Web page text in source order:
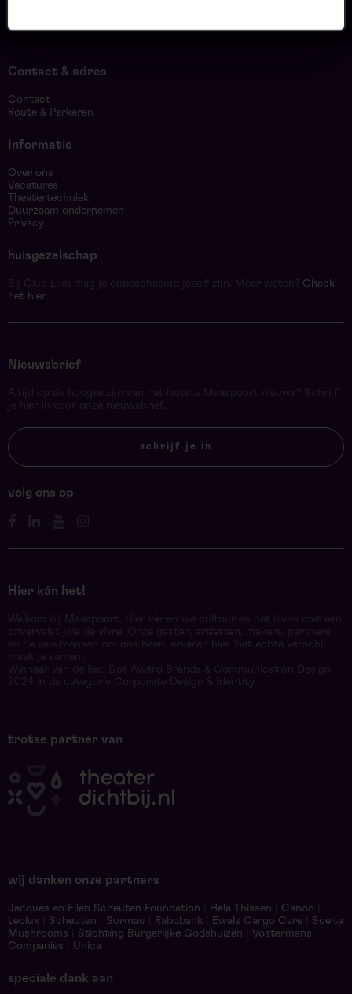
Contact & adres
Contact
Route & Parkeren
Informatie
Over ons
Vacatures
Theatertechniek
Duurzaam ondernemen
Privacy
huisgezelschap
Bij Club Lam mag je onbeschaamd jezelf zijn. Meer weten? Check
het hier.
Nieuwsbrief
Altijd op de hoogte zijn van het laatste Maaspoort nieuws? Schrijf
je hier in voor onze nieuwsbrief.
schrijf je in
volg ons op
Hier kán het!
Welkom bij Maaspoort. Hier vieren we cultuur en het leven met een
onvervalst joie de vivre. Onze gasten, artiesten, makers, partners
en de vele mensen om ons heen, ervaren hier ‘het echte verschil
maak je samen’.
Winnaar van de Red Dot Award Brands & Communication Design
2024 in de categorie Corporate Design & Identity.
trotse partner van
wij danken onze partners
Jacques en Ellen Scheuten Foundation Hela Thissen Canon
Leolux
Scheuten Sormac Rabobank Ewals Cargo Care
Scelta
Mushrooms
Stichting Burgerlijke Godshuizen
Vostermans
Companies
Unica
speciale dank aan